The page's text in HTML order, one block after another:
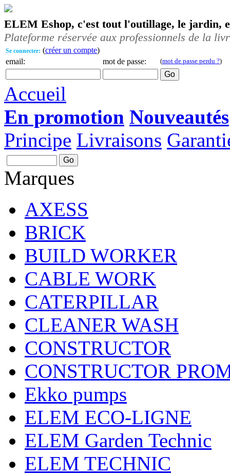
ELEM Eshop, c'est tout l'outillage, le jardin,
Plateforme réservée aux professionnels de la
Se connecter: (créer un compte)
email:
mot de passe: (mot de passe perdu ?)
Accueil
En promotion Nouveautés
Principe Livraisons
Marques
AXESS
BRICK
BUILD WORKER
CABLE WORK
CATERPILLAR
CLEANER WASH
CONSTRUCTOR
CONSTRUCTOR
Ekko pumps
ELEM ECO-LIGNE
ELEM Garden Technic
ELEM TECHNIC